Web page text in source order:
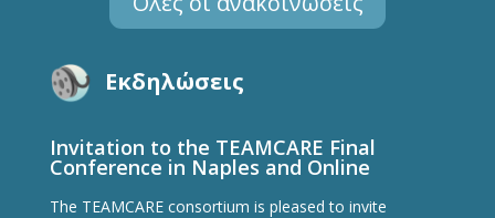
Εκδηλώσεις
Invitation to the TEAMCARE Final
Conference in Naples and Online
The TEAMCARE consortium is pleased to invite